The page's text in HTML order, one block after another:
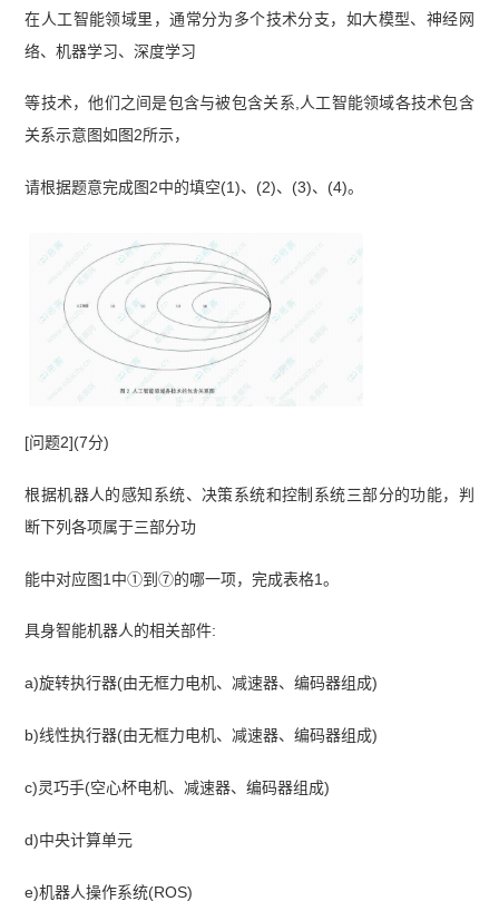
在人工智能领域里，通常分为多个技术分支，如大模型、神经网
络、机器学习、深度学习
等技术，他们之间是包含与被包含关系,人工智能领域各技术包含
关系示意图如图2所示，
请根据题意完成图2中的填空(1)、(2)、(3)、(4)。
[问题2](7分)
根据机器人的感知系统、决策系统和控制系统三部分的功能，判
断下列各项属于三部分功
能中对应图1中①到⑦的哪一项，完成表格1。
具身智能机器人的相关部件:
a)旋转执行器(由无框力电机、减速器、编码器组成)
b)线性执行器(由无框力电机、减速器、编码器组成)
c)灵巧手(空心杯电机、减速器、编码器组成)
d)中央计算单元
e)机器人操作系统(ROS)